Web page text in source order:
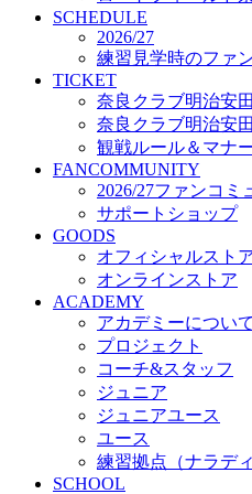
プロジェクト
コーチ&スタッフ
ジュニア
ジュニアユース
ユース
練習拠点（ナラデ
SCHOOL
CLUB
2026/27 パートナー
パートナー募集
クラブ理念
クラブ情報
サステナビリティ
Web制作支援
応援プロジェクト
SCHEDULE
2026/27
練習見学時のファ
TICKET
奈良クラブ明治安
奈良クラブ明治安
観戦ルール＆マナ
FANCOMMUNITY
2026/27ファンコミ
サポートショップ
GOODS
オフィシャルスト
オンラインストア
ACADEMY
アカデミーについて
プロジェクト
コーチ&スタッフ
ジュニア
ジュニアユース
ユース
練習拠点（ナラデ
SCHOOL